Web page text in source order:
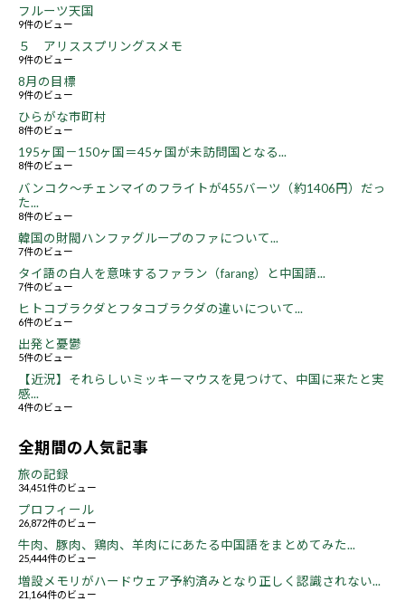
フルーツ天国
9件のビュー
５ アリススプリングスメモ
9件のビュー
8月の目標
9件のビュー
ひらがな市町村
8件のビュー
195ヶ国－150ヶ国＝45ヶ国が未訪問国となる...
8件のビュー
バンコク～チェンマイのフライトが455バーツ（約1406円）だっ
た...
8件のビュー
韓国の財閥ハンファグループのファについて...
7件のビュー
タイ語の白人を意味するファラン（farang）と中国語...
7件のビュー
ヒトコブラクダとフタコブラクダの違いについて...
6件のビュー
出発と憂鬱
5件のビュー
【近況】それらしいミッキーマウスを見つけて、中国に来たと実
感...
4件のビュー
全期間の人気記事
旅の記録
34,451件のビュー
プロフィール
26,872件のビュー
牛肉、豚肉、鶏肉、羊肉ににあたる中国語をまとめてみた...
25,444件のビュー
増設メモリがハードウェア予約済みとなり正しく認識されない...
21,164件のビュー